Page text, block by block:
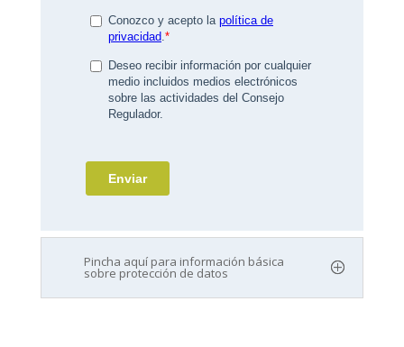
Pincha aquí para información básica
sobre protección de datos